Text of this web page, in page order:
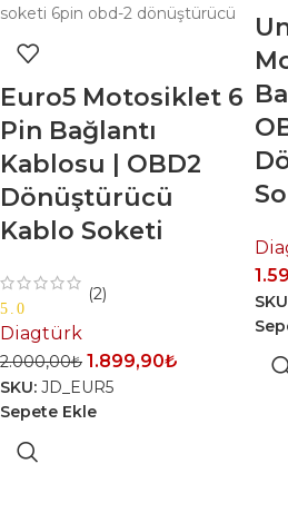
Euro5 Motosiklet 6
Pin Bağlantı
Kablosu | OBD2
Dönüştürücü
Kablo Soketi
5.0
(2)
Diagtürk
2.000,00₺ 1.899,90₺
SKU: JD_EUR5
Sepete Ekle